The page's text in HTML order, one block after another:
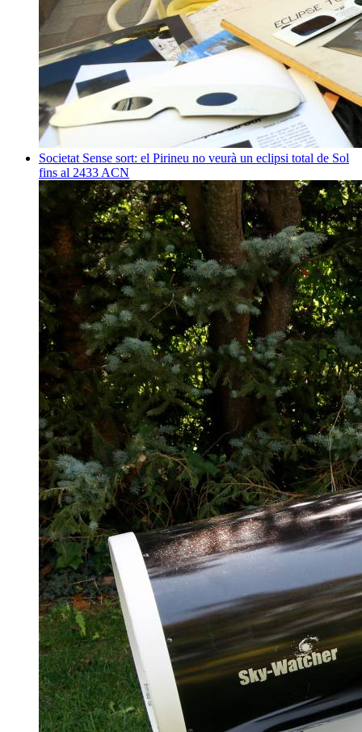
Societat Sense sort: el Pirineu no veurà un eclipsi total de Sol
fins al 2433 ACN